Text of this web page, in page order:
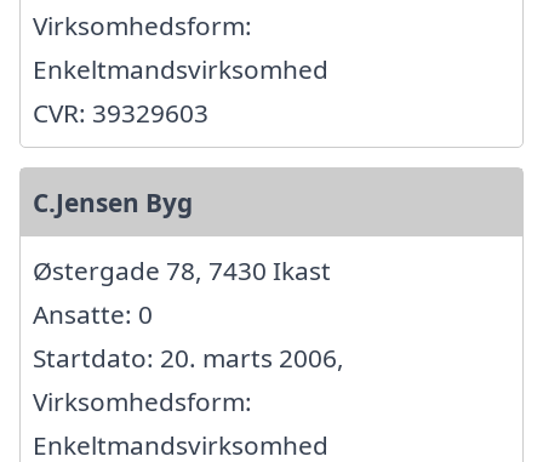
Virksomhedsform:
Enkeltmandsvirksomhed
CVR: 39329603
C.Jensen Byg
Østergade 78, 7430 Ikast
Ansatte: 0
Startdato: 20. marts 2006,
Virksomhedsform:
Enkeltmandsvirksomhed